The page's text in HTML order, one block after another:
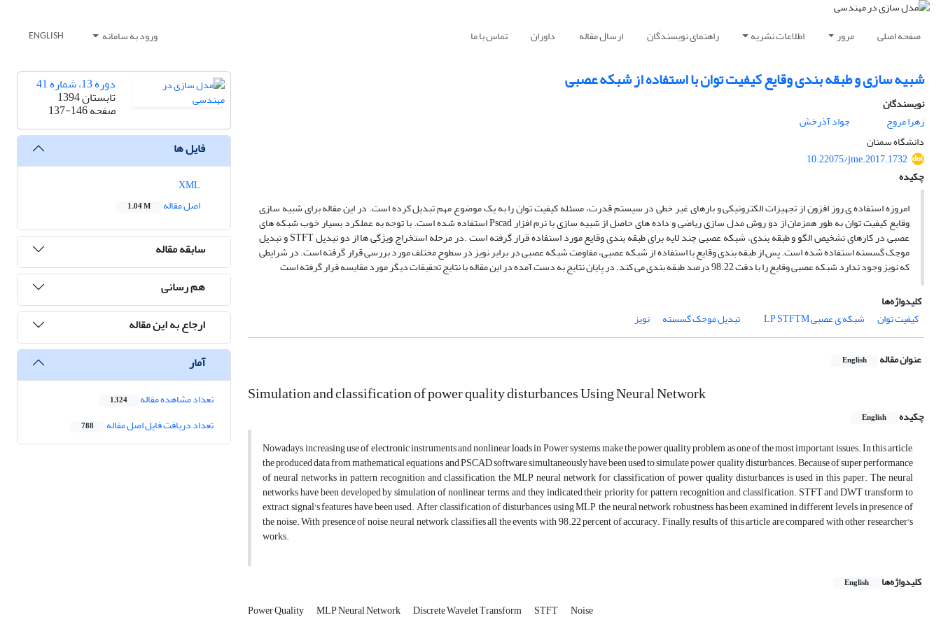
صفحه اصلی مرور اطلاعات نشریه راهنمای نویسندگان ارسال مقاله داوران تماس با ما ورود به سامانه ENGLISH
شبیه سازی و طبقه بندی وقایع کیفیت توان با استفاده از شبکه عصبی
نویسندگان
زهرا مروج
جواد آذرخش
دانشگاه سمنان
10.22075/jme.2017.1732
چکیده
امروزه استفاده ی روز افزون از تجهیزات الکترونیکی و بارهای غیر خطی در سیستم قدرت، مسئله کیفیت توان را به یک موضوع مهم تبدیل کرده است. در این مقاله برای شبیه سازی
وقایع کیفیت توان به طور همزمان از دو روش مدل سازی ریاضی و داده های حاصل از شبیه سازی با نرم افزار Pscad استفاده شده است. با توجه به عملکرد بسیار خوب شبکه های
عصبی در کارهای تشخیص الگو و طبقه بندی، شبکه عصبی چند لایه برای طبقه بندی وقایع مورد استفاده قرار گرفته است .در مرحله استخراج ویژگی ها از دو تبدیل STFT و تبدیل
موجک گسسته استفاده شده است. پس از طبقه بندی وقایع با استفاده از شبکه عصبی، مقاومت شبکه عصبی در برابر نویز در سطوح مختلف مورد بررسی قرار گرفته است. در شرایطی
که نویز وجود ندارد شبکه عصبی وقایع را با دقت 98.22 درصد طبقه بندی می کند. در پایان نتایج به دست آمده در این مقاله با نتایج تحقیقات دیگر مورد مقایسه قرار گرفته است
کلیدواژه‌ها
کیفیت توان
شبکه ی عصبی M‏LP STFT تبدیل موجک گسسته نویز
عنوان مقاله English
Simulation and classification of power quality disturbances Using Neural Network
چکیده English
Nowadays, increasing use of electronic instruments and nonlinear loads in Power systems, make the power quality problem as one of the most important issues. In this article,
the produced data from mathematical equations and PSCAD software simultaneously have been used to simulate power quality disturbances. Because of super performance
of neural networks in pattern recognition and classification, the MLP neural network for classification of power quality disturbances is used in this paper. The neural
networks have been developed by simulation of nonlinear terms, and they indicated their priority for pattern recognition and classification. STFT and DWT transform to
extract signal's features have been used. After classification of disturbances using MLP, the neural network robustness has been examined in different levels in presence of
the noise. With presence of noise, neural network classifies all the events with 98.22 percent of accuracy. Finally, results of this article are compared with other researcher's
works.
کلیدواژه‌ها English
Power Quality MLP Neural Network Discrete Wavelet Transform STFT Noise
دوره 13، شماره 41
تابستان 1394
صفحه137-146
فایل ها
اصل مقاله
1.04 M
سابقه مقاله
هم رسانی
ارجاع به این مقاله
آمار
تعداد مشاهده مقاله 1,324
تعداد دریافت فایل اصل مقاله 788